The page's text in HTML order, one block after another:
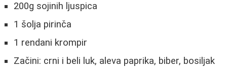
200g sojinih ljuspica
1 šolja pirinča
1 rendani krompir
Začini: crni i beli luk, aleva paprika, biber, bosiljak